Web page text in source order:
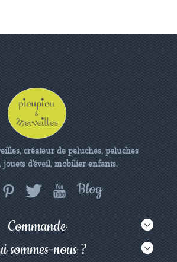
créateur de peluches, peluches
jouets d'éveil, mobilier enfants.
Commande
sommes-nous ?